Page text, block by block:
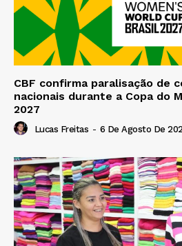
CBF confirma paralisação de
nacionais durante a Copa do
2027
Lucas Freitas - 6 De Agosto De